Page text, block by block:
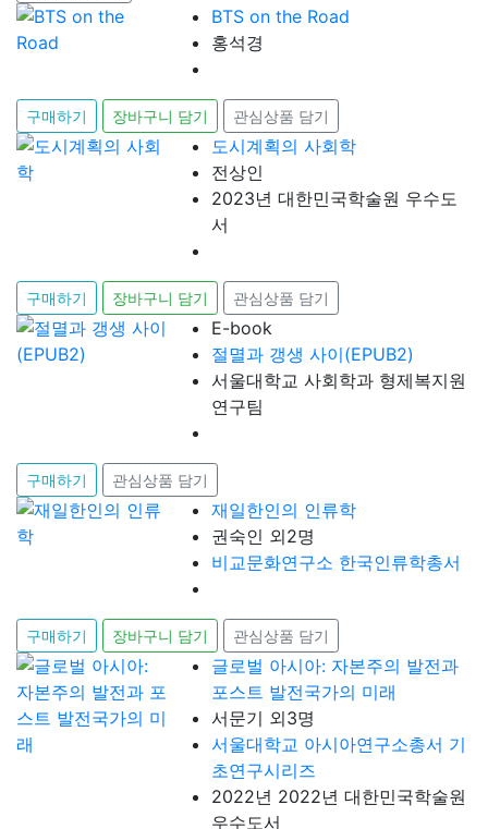
BTS on the Road
홍석경
구매하기 장바구니 담기 관심상품 담기
도시계획의 사회학
전상인
2023년 대한민국학술원 우수도
서
구매하기 장바구니 담기 관심상품 담기
E-book
절멸과 갱생 사이(EPUB2)
서울대학교 사회학과 형제복지원
연구팀
구매하기 관심상품 담기
재일한인의 인류학
권숙인 외2명
비교문화연구소 한국인류학총서
구매하기 장바구니 담기 관심상품 담기
글로벌 아시아: 자본주의 발전과
포스트 발전국가의 미래
서문기 외3명
서울대학교 아시아연구소총서 기
초연구시리즈
2022년 2022년 대한민국학술원
우수도서